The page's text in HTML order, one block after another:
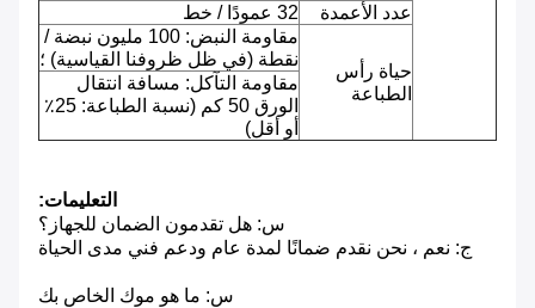
عدد الأعمدة
32 عمودًا / خط
حياة رأس
الطباعة
مقاومة النبض: 100 مليون نبضة /
نقطة (في ظل ظروفنا القياسية) ؛
مقاومة التآكل: مسافة انتقال
الورق 50 كم (نسبة الطباعة: 25٪
أو أقل)
التعليمات:
س: هل تقدمون الضمان للجهاز؟
ج: نعم ، نحن نقدم ضمانًا لمدة عام ودعم فني مدى الحياة
س: ما هو موك الخاص بك